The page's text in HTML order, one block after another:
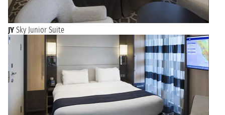
JY Sky Junior Suite